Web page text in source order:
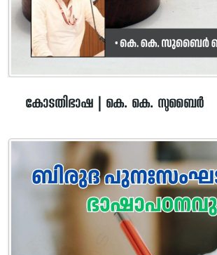
കോടതിഭാഷ | കെ. കെ. സുബൈർ